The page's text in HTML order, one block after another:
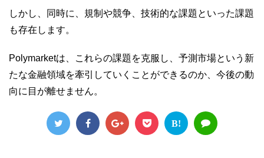
しかし、同時に、規制や競争、技術的な課題といった課題
も存在します。
Polymarketは、これらの課題を克服し、予測市場という新
たな金融領域を牽引していくことができるのか、今後の動
向に目が離せません。
B!